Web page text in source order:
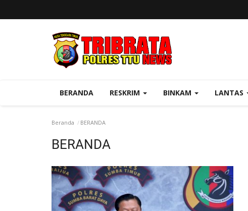
BERANDA RESKRIM BINKAM LANTAS
Beranda BERANDA
BERANDA